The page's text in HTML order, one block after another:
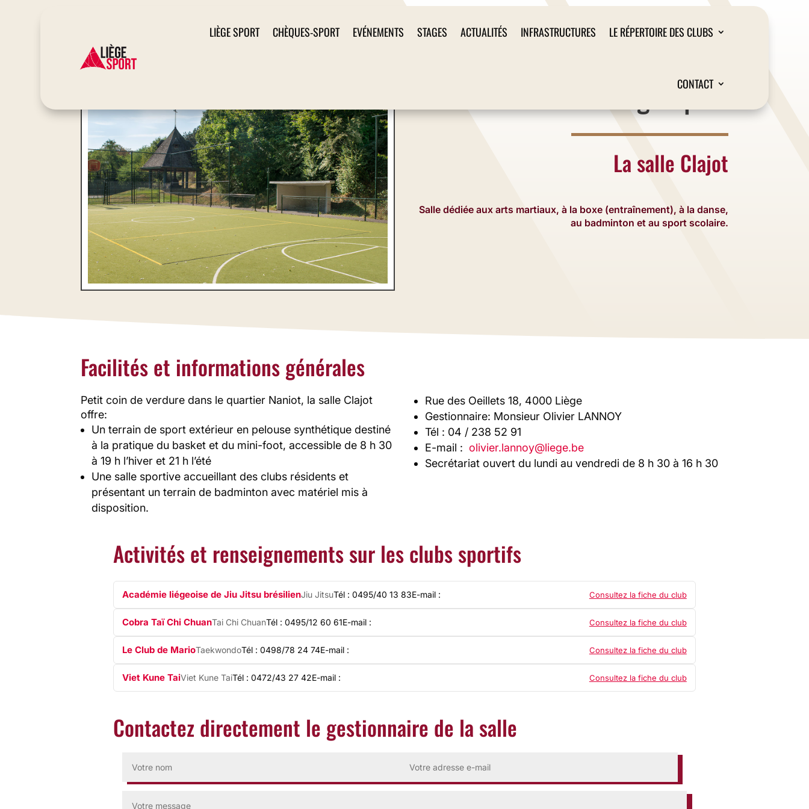
LIÈGE SPORT CHÈQUES-SPORT EVÉNEMENTS STAGES ACTUALITÉS INFRASTRUCTURES LE RÉPERTOIRE DES CLUBS
CONTACT
Liège Sport
La salle Clajot
Salle dédiée aux arts martiaux, à la boxe (entraînement), à la danse,
au badminton et au sport scolaire.
Facilités et informations générales
Petit coin de verdure dans le quartier Naniot, la salle Clajot
offre:
Un terrain de sport extérieur en pelouse synthétique destiné
à la pratique du basket et du mini-foot, accessible de 8 h 30
à 19 h l’hiver et 21 h l’été
Une salle sportive accueillant des clubs résidents et
présentant un terrain de badminton avec matériel mis à
disposition.
Rue des Oeillets 18, 4000 Liège
Gestionnaire: Monsieur Olivier LANNOY
Tél : 04 / 238 52 91
E-mail :olivier.lannoy@liege.be
Secrétariat ouvert du lundi au vendredi de 8 h 30 à 16 h 30
Activités et renseignements sur les clubs sportifs
Académie liégeoise de Jiu Jitsu brésilienJiu JitsuTél : 0495/40 13 83E-mail : Consultez la fiche du club
Cobra Taï Chi ChuanTai Chi ChuanTél : 0495/12 60 61E-mail : Consultez la fiche du club
Le Club de MarioTaekwondoTél : 0498/78 24 74E-mail : Consultez la fiche du club
Viet Kune TaiViet Kune TaiTél : 0472/43 27 42E-mail : Consultez la fiche du club
Contactez directement le gestionnaire de la salle